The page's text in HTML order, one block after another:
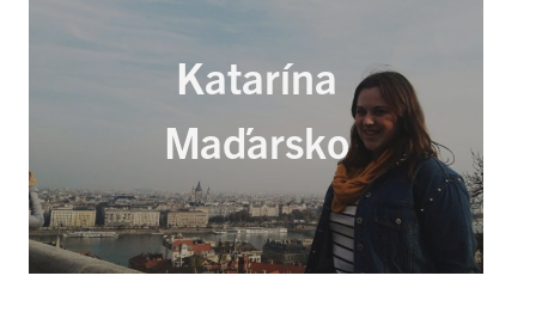
Katarína
Maďarsko